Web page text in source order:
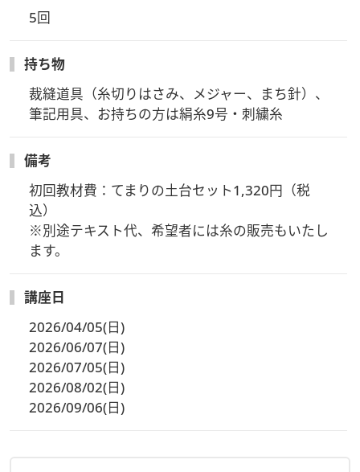
5回
持ち物
裁縫道具（糸切りはさみ、メジャー、まち針）、
筆記用具、お持ちの方は絹糸9号・刺繍糸
備考
初回教材費：てまりの土台セット1,320円（税
込）
※別途テキスト代、希望者には糸の販売もいたし
ます。
講座日
2026/04/05(日)
2026/06/07(日)
2026/07/05(日)
2026/08/02(日)
2026/09/06(日)